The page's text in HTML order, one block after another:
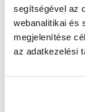
segítségével az
webanalitikai és
megjelenítése
az adatkezelési